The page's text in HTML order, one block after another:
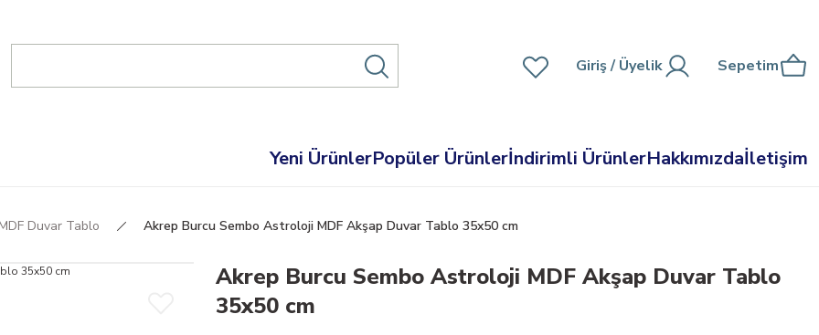
Giriş/ Üyelik Sepetim
Yeni ÜrünlerPopüler Ürünlerİndirimli ÜrünlerHakkımızdaİletişim
MDF Duvar Tablo Akrep Burcu Sembo Astroloji MDF Akşap Duvar Tablo 35x50 cm
Akrep Burcu Sembo Astroloji MDF Akşap Duvar Tablo
35x50 cm